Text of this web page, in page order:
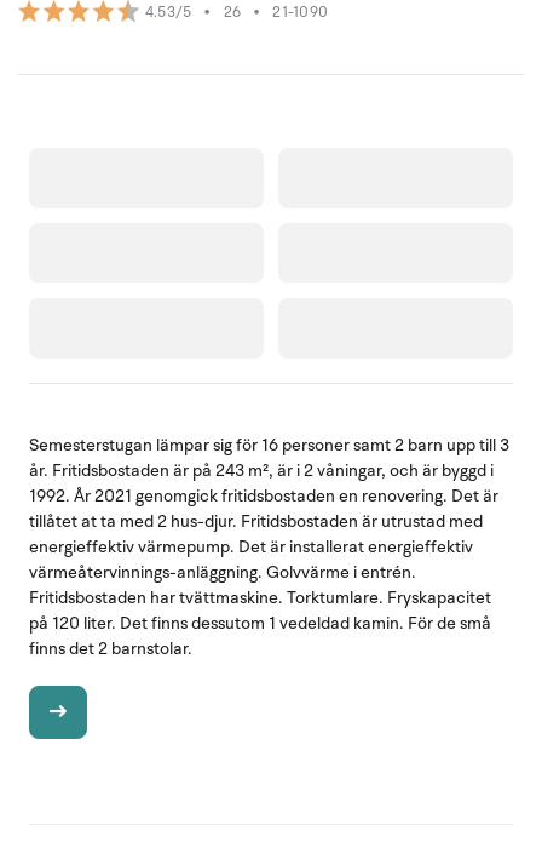
4.53/5 • 26 • 21-1090
Semesterstugan lämpar sig för 16 personer samt 2 barn upp till 3
år. Fritidsbostaden är på 243 m², är i 2 våningar, och är byggd i
1992. År 2021 genomgick fritidsbostaden en renovering. Det är
tillåtet at ta med 2 hus-djur. Fritidsbostaden är utrustad med
energieffektiv värmepump. Det är installerat energieffektiv
värmeåtervinnings-anläggning. Golvvärme i entrén.
Fritidsbostaden har tvättmaskine. Torktumlare. Fryskapacitet
på 120 liter. Det finns dessutom 1 vedeldad kamin. För de små
finns det 2 barnstolar.